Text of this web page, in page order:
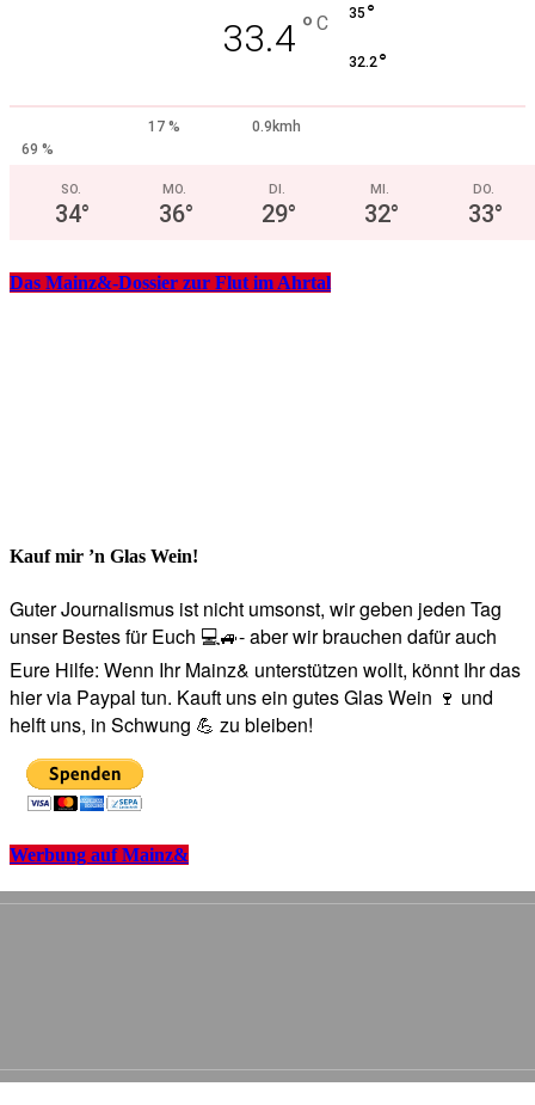
33.4 ° C 35 °
32.2°
17 %
0.9kmh
69 %
SO.
34°
MO.
36°
DI.
29°
MI.
32°
DO.
33°
Das Mainz&-Dossier zur Flut im Ahrtal
Kauf mir ’n Glas Wein!
Guter Journalismus ist nicht umsonst, wir geben jeden Tag
unser Bestes für Euch 💻🚙- aber wir brauchen dafür auch
Eure Hilfe: Wenn Ihr Mainz& unterstützen wollt, könnt Ihr das
hier via Paypal tun. Kauft uns ein gutes Glas Wein 🍷 und
helft uns, in Schwung 💪 zu bleiben!
Werbung auf Mainz&